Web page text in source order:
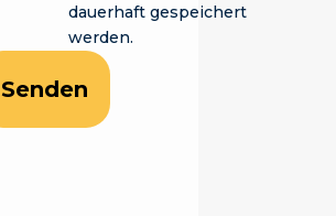
dauerhaft gespeichert
werden.
Senden